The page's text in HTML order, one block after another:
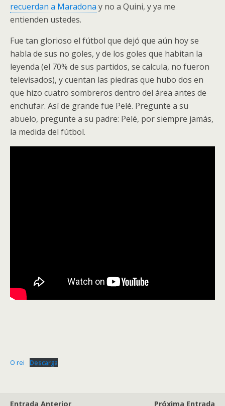
recuerdan a Maradona y no a Quini, y ya me
entienden ustedes.
Fue tan glorioso el fútbol que dejó que aún hoy se
habla de sus no goles, y de los goles que habitan la
leyenda (el 70% de sus partidos, se calcula, no fueron
televisados), y cuentan las piedras que hubo dos en
que hizo cuatro sombreros dentro del área antes de
enchufar. Así de grande fue Pelé. Pregunte a su
abuelo, pregunte a su padre: Pelé, por siempre jamás,
la medida del fútbol.
O rei Descarga
Entrada Anterior Próxima Entrada